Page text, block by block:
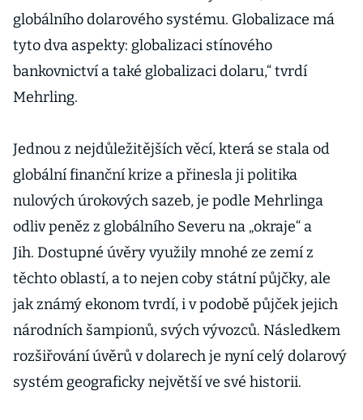
globálního dolarového systému. Globalizace má
tyto dva aspekty: globalizaci stínového
bankovnictví a také globalizaci dolaru,“ tvrdí
Mehrling.
Jednou z nejdůležitějších věcí, která se stala od
globální finanční krize a přinesla ji politika
nulových úrokových sazeb, je podle Mehrlinga
odliv peněz z globálního Severu na „okraje“ a
Jih. Dostupné úvěry využily mnohé ze zemí z
těchto oblastí, a to nejen coby státní půjčky, ale
jak známý ekonom tvrdí, i v podobě půjček jejich
národních šampionů, svých vývozců. Následkem
rozšiřování úvěrů v dolarech je nyní celý dolarový
systém geograficky největší ve své historii.